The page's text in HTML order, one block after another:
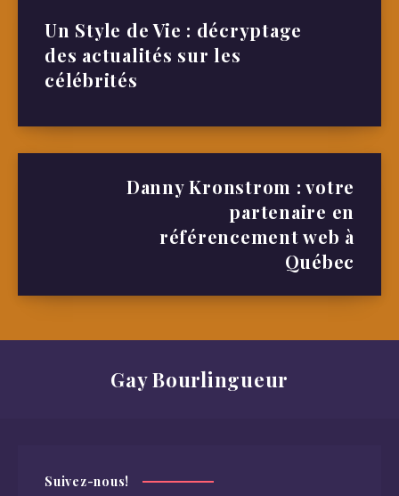
Un Style de Vie : décryptage
des actualités sur les
célébrités
Danny Kronstrom : votre
partenaire en
référencement web à
Québec
Gay Bourlingueur
Suivez-nous!